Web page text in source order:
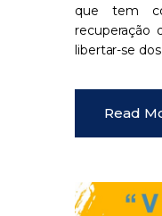
que tem
recuperação
libertar-se
Read